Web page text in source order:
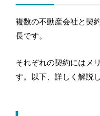
複数の不動産会社と契
長です。
それぞれの契約にはメ
す。以下、詳しく解説